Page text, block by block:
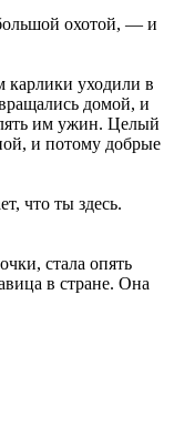
охотой, — и
карлики уходили в
домой, и
им ужин. Целый
и потому добрые
что ты здесь.
стала опять
в стране. Она